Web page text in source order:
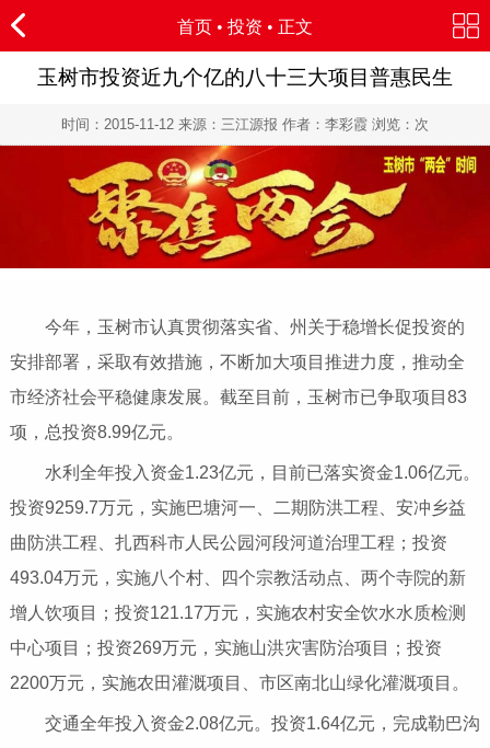
首页 • 投资 • 正文
玉树市投资近九个亿的八十三大项目普惠民生
时间： 2015-11-12 来源：三江源报 作者：李彩霞 浏览： 次
今年，玉树市认真贯彻落实省、州关于稳增长促投资的
安排部署，采取有效措施，不断加大项目推进力度，推动全
市经济社会平稳健康发展。截至目前，玉树市已争取项目83
项，总投资8.99亿元。
水利全年投入资金1.23亿元，目前已落实资金1.06亿元。
投资9259.7万元，实施巴塘河一、二期防洪工程、安冲乡益
曲防洪工程、扎西科市人民公园河段河道治理工程；投资
493.04万元，实施八个村、四个宗教活动点、两个寺院的新
增人饮项目；投资121.17万元，实施农村安全饮水水质检测
中心项目；投资269万元，实施山洪灾害防治项目；投资
2200万元，实施农田灌溉项目、市区南北山绿化灌溉项目。
交通全年投入资金2.08亿元。投资1.64亿元，完成勒巴沟